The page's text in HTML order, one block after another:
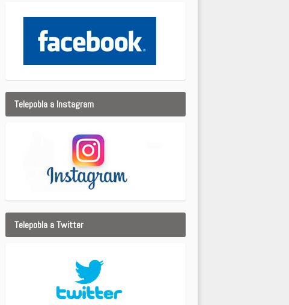
Telepobla a Instagram
Telepobla a Twitter